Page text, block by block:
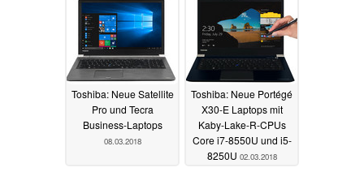
Toshiba: Neue Satellite
Pro und Tecra
Business-Laptops
08.03.2018
Toshiba: Neue Portégé
X30-E Laptops mit
Kaby-Lake-R-CPUs
Core i7-8550U und i5-
8250U 02.03.2018